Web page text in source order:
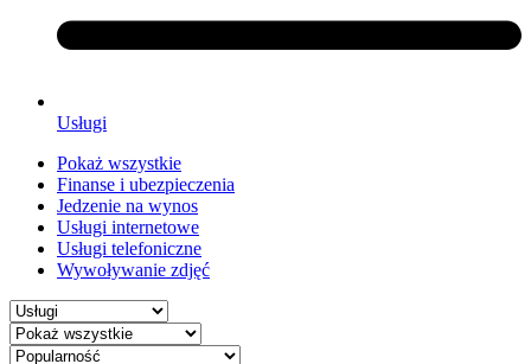
Usługi
Pokaż wszystkie
Finanse i ubezpieczenia
Jedzenie na wynos
Usługi internetowe
Usługi telefoniczne
Wywoływanie zdjęć